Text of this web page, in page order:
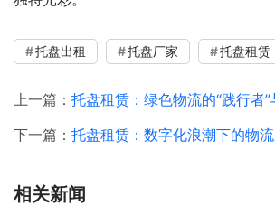
托盘出租 托盘厂家 托盘租赁
上一篇： 托盘租赁：绿色物流的“践行者”
下一篇： 托盘租赁：数字化浪潮下的物
相关新闻